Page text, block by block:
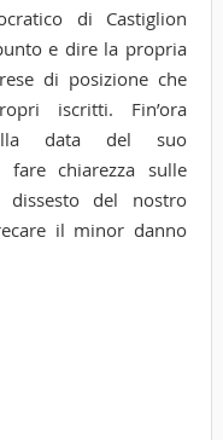
di Castiglion
e dire la propria
di posizione che
iscritti. Fin’ora
data del suo
chiarezza sulle
del nostro
il minor danno